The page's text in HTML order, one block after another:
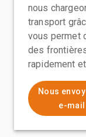
nous
transport
vous permet
des
rapidement
Nous
e-mail